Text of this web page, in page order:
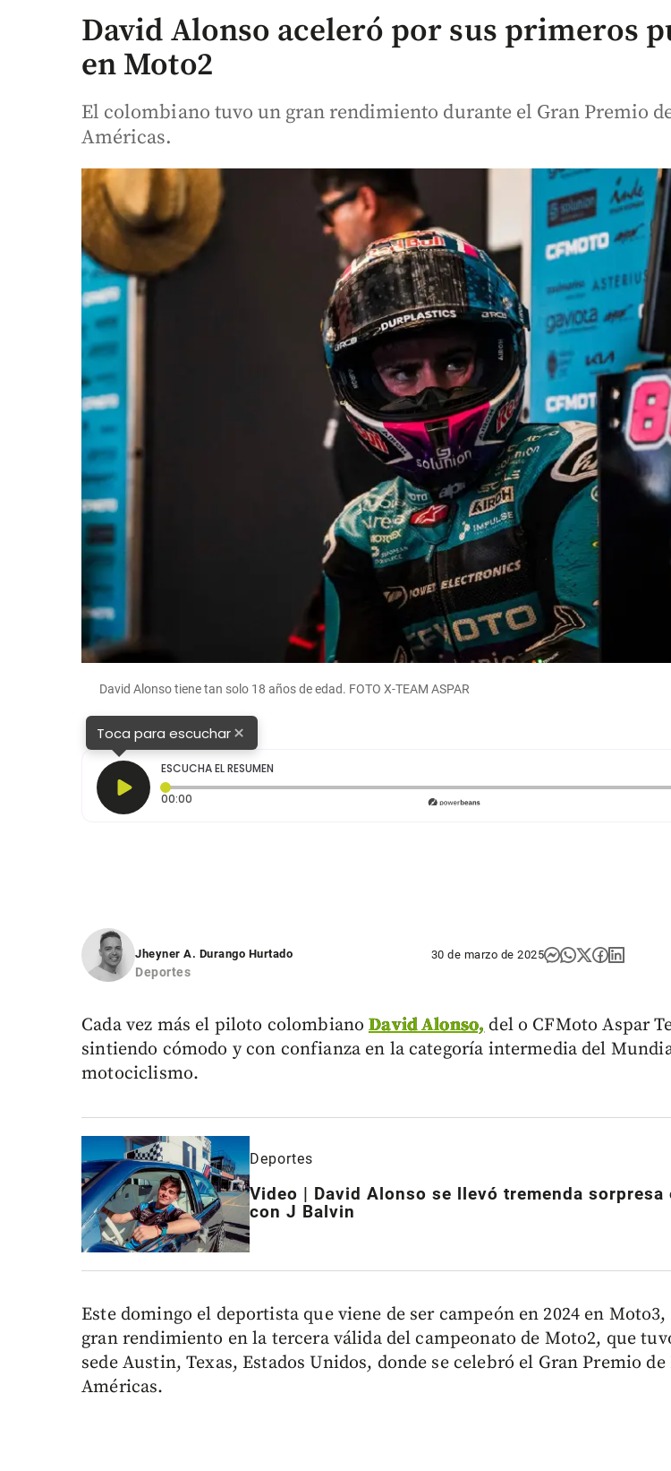
David Alonso aceleró por sus primeros
en Moto2
El colombiano tuvo un gran rendimiento durante el Gran Premio
Américas.
David Alonso tiene tan solo 18 años de edad. FOTO X-TEAM ASPAR
Toca para escuchar×
ESCUCHA EL RESUMEN
00:00
Jheyner A. Durango Hurtado
Deportes
30 de marzo de 2025
Cada vez más el piloto colombianoDavid Alonso,del o CFMoto Aspar
sintiendo cómodo y con confianza en la categoría intermedia del
motociclismo.
Deportes
Video | David Alonso se llevó tremenda sorpresa
con J Balvin
Este domingo el deportista que viene de ser campeón en 2024 en
gran rendimiento en la tercera válida del campeonato de Moto2, que
sede Austin, Texas, Estados Unidos, donde se celebró el Gran Premio de
Américas.